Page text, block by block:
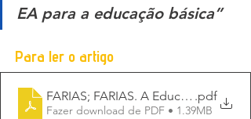
EA para a educação básica”
Para ler o artigo
FARIAS; FARIAS. A Educação
.pdf
Fazer download de PDF • 1.39MB